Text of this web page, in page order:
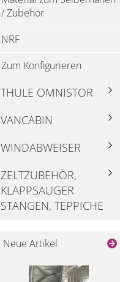
/ Zubehör
NRF
Zum Konfigurieren
THULE OMNISTOR
VANCABIN
WINDABWEISER
ZELTZUBEHÖR,
KLAPPSAUGER
STANGEN, TEPPICHE
Neue Artikel